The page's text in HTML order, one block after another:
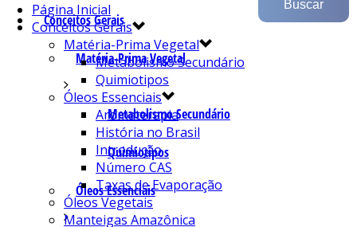
Conceitos Gerais
Matéria-Prima Vegetal
Metabolismo Secundário
Quimiotipos
Óleos Essenciais
Página Inicial
Conceitos Gerais
Matéria-Prima Vegetal
Metabolismo Secundário
Quimiotipos
Óleos Essenciais
Aromaterapia
História no Brasil
Introdução
Número CAS
Taxas de Evaporação
Óleos Vegetais
Manteigas Amazônica